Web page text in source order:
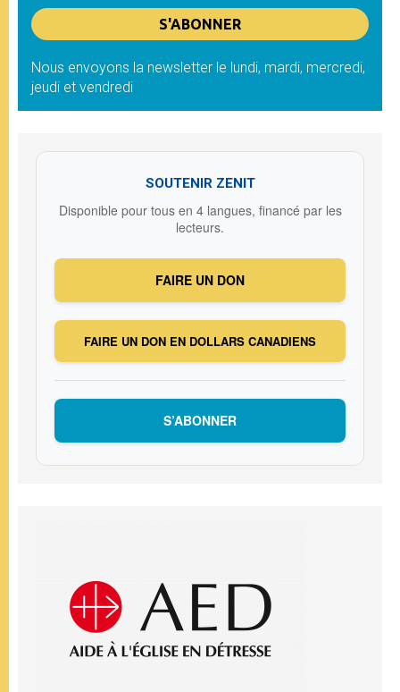
Nous envoyons la newsletter le lundi, mardi, mercredi,
jeudi et vendredi
SOUTENIR ZENIT
Disponible pour tous en 4 langues, financé par les
lecteurs.
FAIRE UN DON
FAIRE UN DON EN DOLLARS CANADIENS
S’ABONNER